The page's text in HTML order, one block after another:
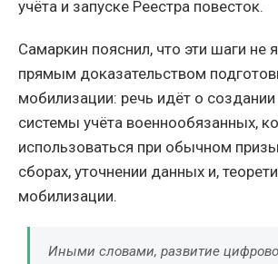
учёта и запуске Реестра повесток.
Самаркин пояснил, что эти шаги не
прямым доказательством
мобилизации: речь идёт о
системы учёта военнообязанных,
использоваться при обычном
сборах, уточнении данных и,
мобилизации.
Иными словами, развитие